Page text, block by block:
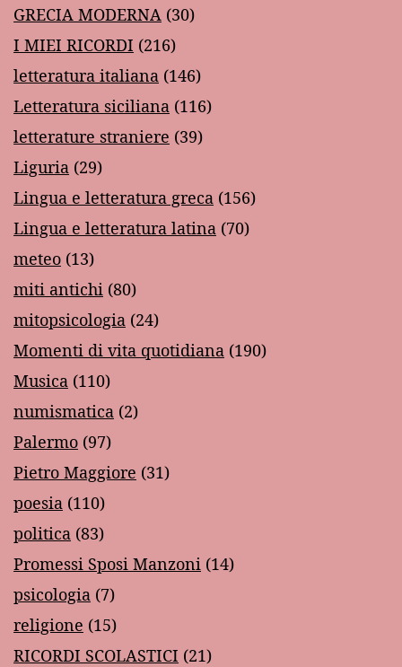
GRECIA MODERNA (30)
I MIEI RICORDI (216)
letteratura italiana (146)
Letteratura siciliana (116)
letterature straniere (39)
Liguria (29)
Lingua e letteratura greca (156)
Lingua e letteratura latina (70)
meteo (13)
miti antichi (80)
mitopsicologia (24)
Momenti di vita quotidiana (190)
Musica (110)
numismatica (2)
Palermo (97)
Pietro Maggiore (31)
poesia (110)
politica (83)
Promessi Sposi Manzoni (14)
psicologia (7)
religione (15)
RICORDI SCOLASTICI (21)